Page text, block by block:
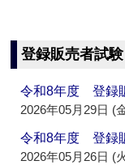
登録販売者試
令和8年度 登録
2026年05月29日 (
令和8年度 登録
2026年05月26日 (